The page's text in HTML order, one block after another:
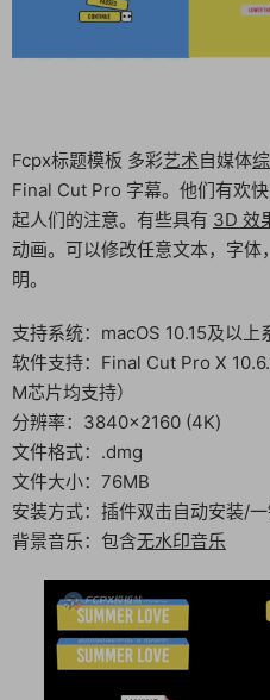
Fcpx标题模板 多彩艺术自媒体
Final Cut Pro 字幕。他们有欢
起人们的注意。有些具有 3D 效
动画。可以修改任意文本，字
明。
支持系统：macOS 10.15及以上
软件支持：Final Cut Pro X
M芯片均支持）
分辨率：3840×2160 (4K)
文件格式：.dmg
文件大小：76MB
安装方式：插件双击自动安装/
背景音乐：包含无水印音乐